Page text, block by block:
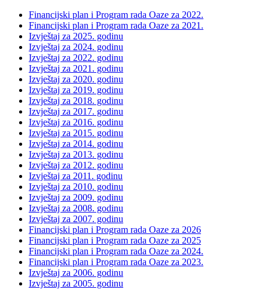
Financijski plan i Program rada Oaze za 2022.
Financijski plan i Program rada Oaze za 2021.
Izvještaj za 2025. godinu
Izvještaj za 2024. godinu
Izvještaj za 2022. godinu
Izvještaj za 2021. godinu
Izvještaj za 2020. godinu
Izvještaj za 2019. godinu
Izvještaj za 2018. godinu
Izvještaj za 2017. godinu
Izvještaj za 2016. godinu
Izvještaj za 2015. godinu
Izvještaj za 2014. godinu
Izvještaj za 2013. godinu
Izvještaj za 2012. godinu
Izvještaj za 2011. godinu
Izvještaj za 2010. godinu
Izvještaj za 2009. godinu
Izvještaj za 2008. godinu
Izvještaj za 2007. godinu
Financijski plan i Program rada Oaze za 2026
Financijski plan i Program rada Oaze za 2025
Financijski plan i Program rada Oaze za 2024.
Financijski plan i Program rada Oaze za 2023.
Izvještaj za 2006. godinu
Izvještaj za 2005. godinu